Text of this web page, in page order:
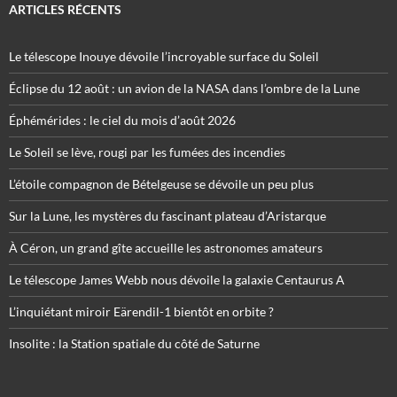
ARTICLES RÉCENTS
Le télescope Inouye dévoile l’incroyable surface du Soleil
Éclipse du 12 août : un avion de la NASA dans l’ombre de la Lune
Éphémérides : le ciel du mois d’août 2026
Le Soleil se lève, rougi par les fumées des incendies
L’étoile compagnon de Bételgeuse se dévoile un peu plus
Sur la Lune, les mystères du fascinant plateau d’Aristarque
À Céron, un grand gîte accueille les astronomes amateurs
Le télescope James Webb nous dévoile la galaxie Centaurus A
L’inquiétant miroir Eärendil-1 bientôt en orbite ?
Insolite : la Station spatiale du côté de Saturne